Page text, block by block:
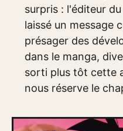
surpris : l'éditeur
laissé un message
présager des
dans le manga,
sorti plus tôt cette
nous réserve le